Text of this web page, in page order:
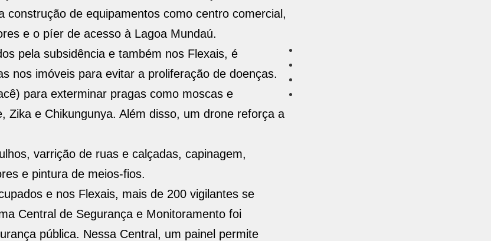
de equipamentos como centro comercial,
e o píer de acesso à Lagoa Mundaú.
pela subsidência e também nos Flexais, é
nos imóveis para evitar a proliferação de doenças.
para exterminar pragas como moscas e
Zika e Chikungunya. Além disso, um drone reforça a
varrição de ruas e calçadas, capinagem,
e pintura de meios-fios.
e nos Flexais, mais de 200 vigilantes se
Central de Segurança e Monitoramento foi
pública. Nessa Central, um painel permite